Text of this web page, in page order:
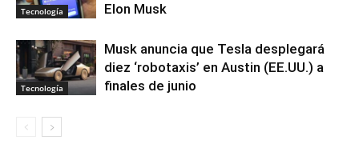
Tecnología
Elon Musk
Tecnología
Musk anuncia que Tesla desplegará
diez ‘robotaxis’ en Austin (EE.UU.) a
finales de junio